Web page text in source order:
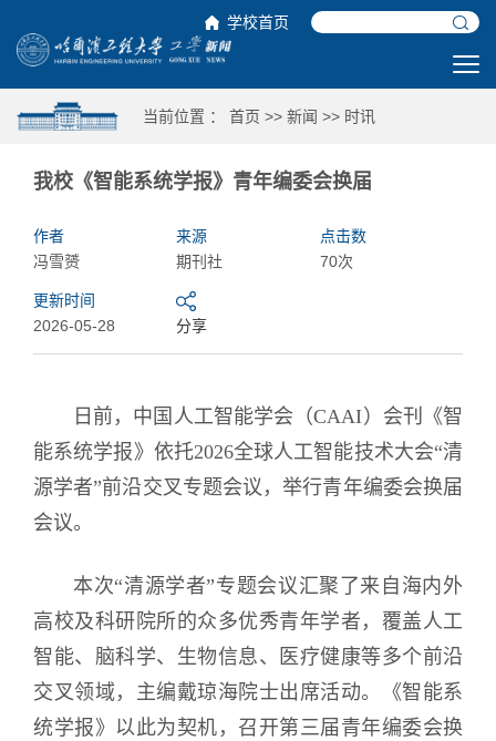
学校首页
当前位置 ： 首页 >> 新闻 >> 时讯
我校《智能系统学报》青年编委会换届
作者
冯雪赟
来源
期刊社
点击数
70次
更新时间
2026-05-28
分享
日前，中国人工智能学会（CAAI）会刊《智
能系统学报》依托2026全球人工智能技术大会“清
源学者”前沿交叉专题会议，举行青年编委会换届
会议。
本次“清源学者”专题会议汇聚了来自海内外
高校及科研院所的众多优秀青年学者，覆盖人工
智能、脑科学、生物信息、医疗健康等多个前沿
交叉领域，主编戴琼海院士出席活动。《智能系
统学报》以此为契机，召开第三届青年编委会换